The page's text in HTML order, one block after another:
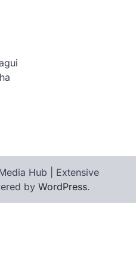
Hub | Extensive
by WordPress.